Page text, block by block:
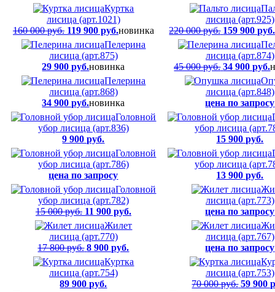
Куртка
лисица (арт.1021)
160 000 руб. 119 900 руб.новинка
лисица (арт.925)
220 000 руб. 159 900 руб.
Пелерина
лисица (арт.875)
29 900 руб.новинка
лисица (арт.874)
45 000 руб. 34 900 руб.
Пелерина
лисица (арт.868)
34 900 руб.новинка
лисица (арт.848)
цена по запросу
Головной
убор лисица (арт.836)
9 900 руб.
убор лисица
15 900 руб.
Головной
убор лисица (арт.786)
цена по запросу
убор лисица
13 900 руб.
Головной
убор лисица (арт.782)
15 000 руб. 11 900 руб.
лисица (арт.773)
цена по запросу
Жилет
лисица (арт.770)
17 800 руб. 8 900 руб.
лисица (арт.767)
цена по запросу
Куртка
лисица (арт.754)
89 900 руб.
лисица (арт.753)
70 000 руб. 59 900